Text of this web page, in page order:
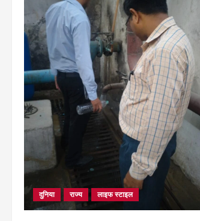
दुनिया राज्य लाइफ स्टाइल